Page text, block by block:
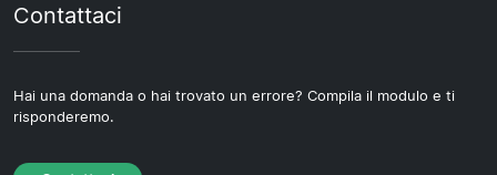
Contattaci
Hai una domanda o hai trovato un errore? Compila il modulo e ti
risponderemo.